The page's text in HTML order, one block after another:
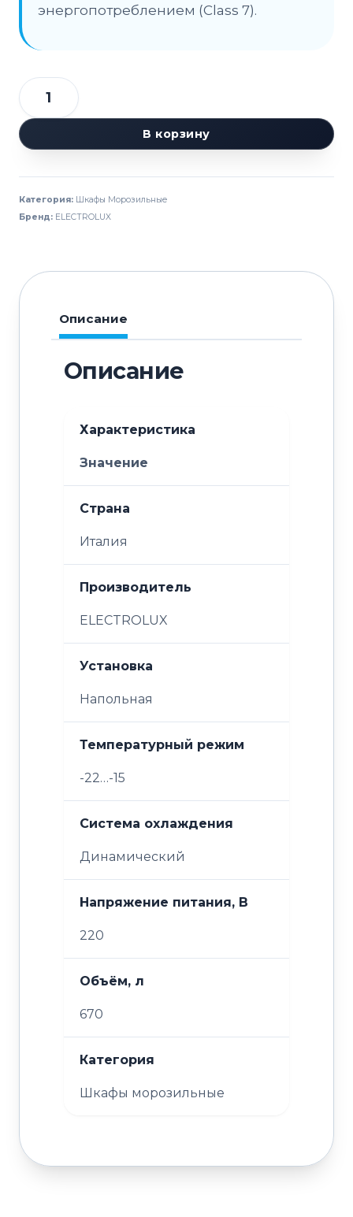
энергопотреблением (Class 7).
Количество
товара
Шкаф
ELECTROLUX
ESP72HF
В корзину
Категория: Шкафы Морозильные
Бренд: ELECTROLUX
Описание
Описание
Характеристика
Значение
Страна
Италия
Производитель
ELECTROLUX
Установка
Напольная
Температурный режим
-22…-15
Система охлаждения
Динамический
Напряжение питания, В
220
Объём, л
670
Категория
Шкафы морозильные